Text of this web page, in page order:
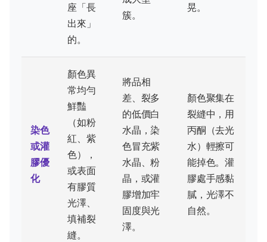
座「長
出來」
的。
簇。
晃。
染色
或灌
膠優
化
顏色異
常均勻
鮮豔
（如粉
紅、紫
色），
或表面
有膠質
光澤、
填補裂
縫。
將品相
差、裂多
的低價白
水晶，染
色冒充紫
水晶、粉
晶，或灌
膠增加牢
固度與光
澤。
顏色聚集在
裂縫中，用
丙酮（去光
水）輕擦可
能掉色。灌
膠處手感黏
膩，光澤不
自然。